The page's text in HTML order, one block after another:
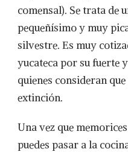
comensal). Se trata de
pequeñísimo y muy
silvestre. Es muy
yucateca por su fuerte
quienes consideran
extinción.
Una vez que
puedes pasar a la